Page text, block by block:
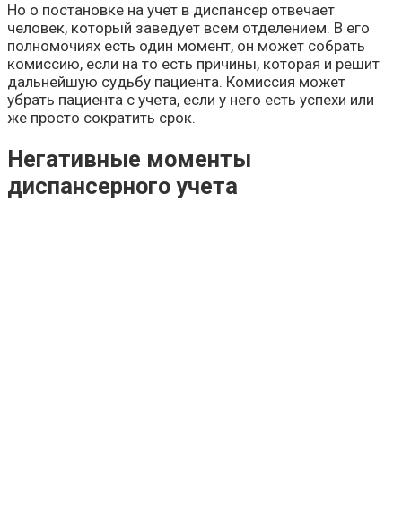
Но о постановке на учет в диспансер отвечает
человек, который заведует всем отделением. В его
полномочиях есть один момент, он может собрать
комиссию, если на то есть причины, которая и решит
дальнейшую судьбу пациента. Комиссия может
убрать пациента с учета, если у него есть успехи или
же просто сократить срок.
Негативные моменты
диспансерного учета